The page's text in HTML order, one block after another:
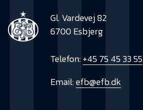
Gl. Vardevej 82
6700 Esbjerg
Telefon:+45 75 45 33 55
Email:efb@efb.dk